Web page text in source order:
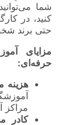
شما
کنید، در
حتی برند
مزایای
حرفه‌ای:
هزینه
مراکز
کادر